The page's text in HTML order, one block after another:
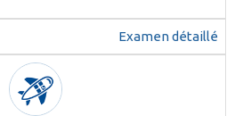
Examen détaillé